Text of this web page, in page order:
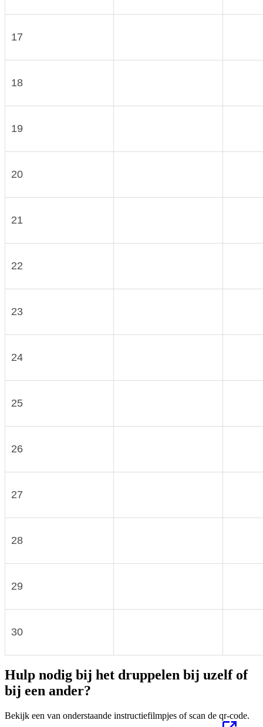
17
18
19
20
21
22
23
24
25
26
27
28
29
30
Hulp nodig bij het druppelen bij uzelf of
bij een ander?
Bekijk een van onderstaande instructiefilmpjes of scan de qr-code.